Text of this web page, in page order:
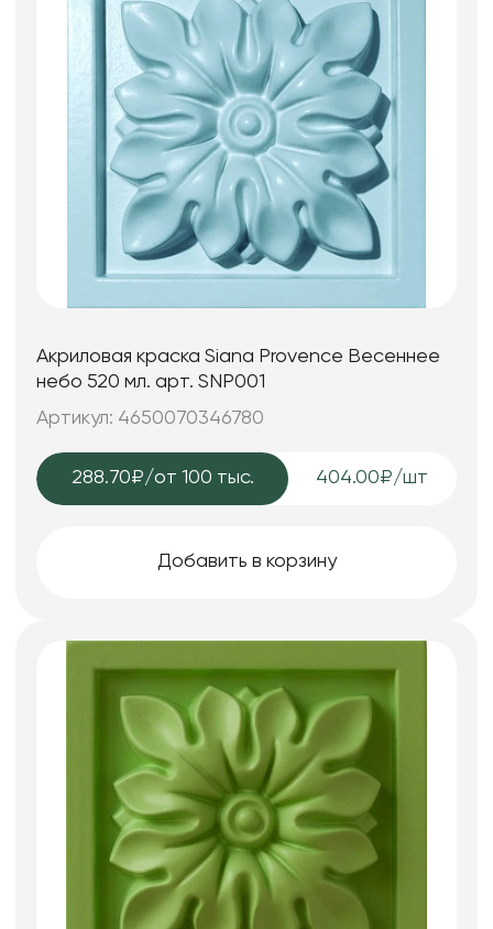
Акриловая краска Siana Provence Весеннее
небо 520 мл. арт. SNP001
Артикул: 4650070346780
288.70₽/от 100 тыс. 404.00₽/шт
Добавить в корзину